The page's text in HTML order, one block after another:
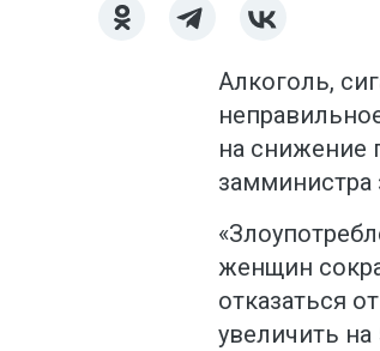
Алкоголь,
на снижение
замминистра
женщин
отказаться
увеличить